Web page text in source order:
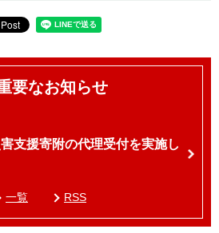
要なお知らせ
支援寄附の代理受付を実施し
一覧 RSS